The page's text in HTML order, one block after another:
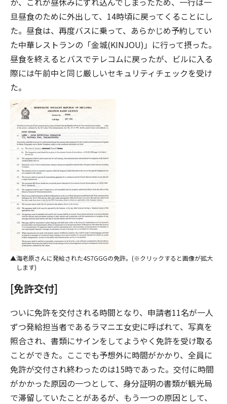
旦昼食のために外出して、14時頃に戻ってくることにし
た。昼食は、再度バスに乗って、あらかじめ予約してい
た中華レストランの「金城(KINJOU)」に行って摂った。
昼食を終えるとバスでテレコムに戻ったが、ビルに入る
際には午前中と同じ厳しいセキュリティチェックを受け
た。
海老原さんに発給された4S7GGGの免許。(※クリックすると画像が拡大
します)
[免許交付]
ついに免許を交付される時間となり、申請者11名が一人
ずつ発給担当者であるラマニエ女史に呼ばれて、写真を
照合され、書類にサインをしてようやく免許を受け取る
ことができた。ここでも予想外に時間がかかり、全員に
免許が交付され終わったのは15時であった。交付に時間
がかかった原因の一つとして、身分証明の書類が観光局
で滞留していたことがあるが、もう一つの原因として、